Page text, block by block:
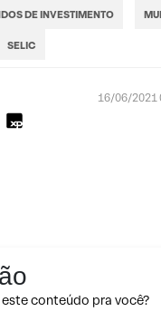
DE INVESTIMENTO
SELIC
16/06/2021
conteúdo pra você?